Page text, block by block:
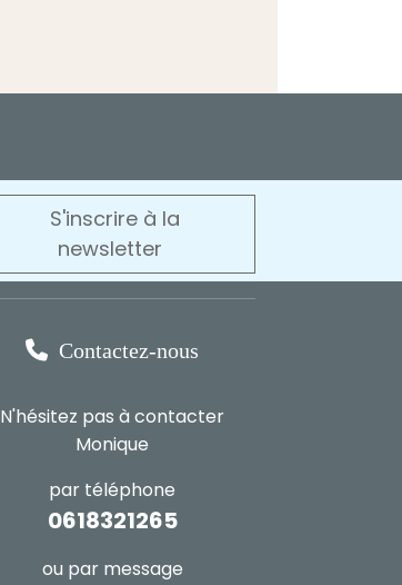
S'inscrire à la
newsletter
 Contactez-nous
N'hésitez pas à contacter
Monique
par téléphone
0618321265
ou par message